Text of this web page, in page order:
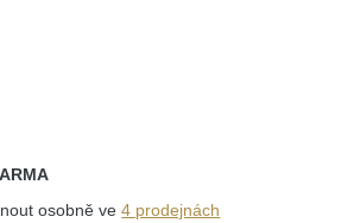
osobně ve4 prodejnách